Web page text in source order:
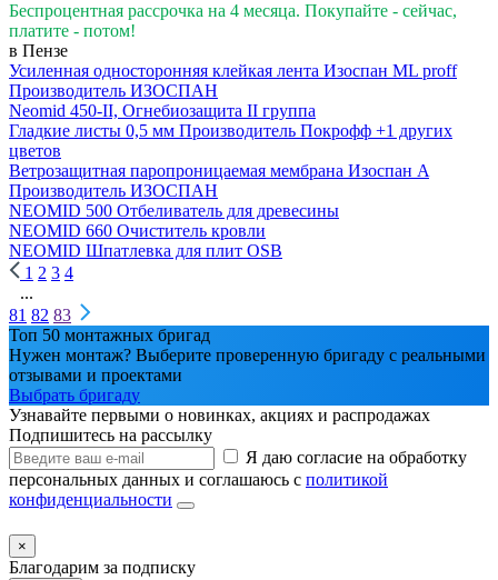
Беспроцентная рассрочка на 4 месяца. Покупайте - сейчас,
платите - потом!
в Пензе
Усиленная односторонняя клейкая лента Изоспан ML proff
Производитель ИЗОСПАН
Neomid 450-II, Огнебиозащита II группа
Гладкие листы 0,5 мм Производитель Покрофф +1 других
цветов
Ветрозащитная паропроницаемая мембрана Изоспан A
Производитель ИЗОСПАН
NEOMID 500 Отбеливатель для древесины
NEOMID 660 Очиститель кровли
NEOMID Шпатлевка для плит OSB
1 2 3 4
...
81 82 83
Топ 50 монтажных бригад
Нужен монтаж? Выберите проверенную бригаду с реальными
отзывами и проектами
Выбрать бригаду
Узнавайте первыми о новинках, акциях и распродажах
Подпишитесь на рассылку
Я даю согласие на обработку
персональных данных и соглашаюсь с политикой
конфиденциальности
×
Благодарим за подписку